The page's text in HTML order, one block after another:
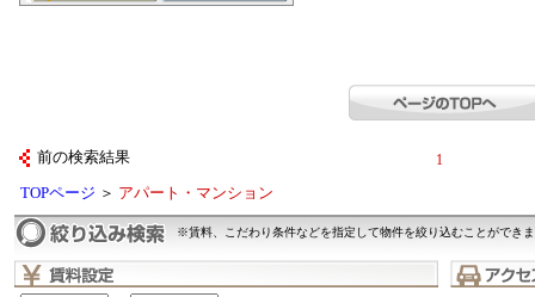
前の検索結果 1
TOPページ ＞ アパート・マンション
※賃料、こだわり条件などを指定して物件を絞り込むことができ